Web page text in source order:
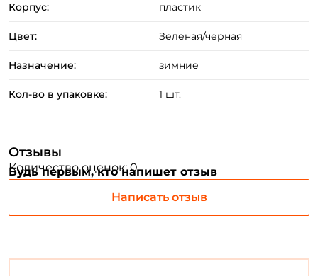
Корпус: пластик
Цвет: Зеленая/черная
Назначение: зимние
Кол-во в упаковке: 1 шт.
Отзывы
Количество оценок: 0
Будь первым, кто напишет отзыв
Написать отзыв
Создать аккаунт
Номер телефона: *
Придумайте пароль: *
Повторите пароль: *